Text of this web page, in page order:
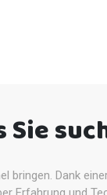
Sie
bringen. Dank